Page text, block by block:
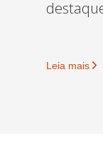
Leia mais